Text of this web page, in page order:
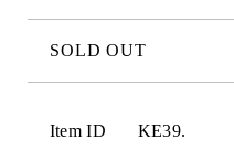
SOLD OUT
Item ID KE39.